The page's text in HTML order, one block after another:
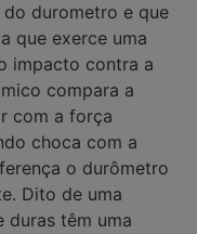
durometro e que
que exerce uma
impacto contra a
compara a
com a força
choca com a
o durômetro
Dito de uma
duras têm uma